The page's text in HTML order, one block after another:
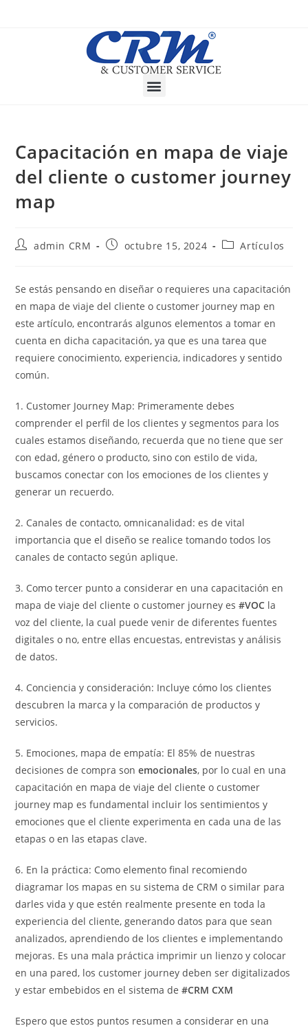
Capacitación en mapa de viaje
del cliente o customer journey
map
admin CRM octubre 15, 2024 Artículos
Se estás pensando en diseñar o requieres una capacitación
en mapa de viaje del cliente o customer journey map en
este artículo, encontrarás algunos elementos a tomar en
cuenta en dicha capacitación, ya que es una tarea que
requiere conocimiento, experiencia, indicadores y sentido
común.
1. Customer Journey Map: Primeramente debes
comprender el perfil de los clientes y segmentos para los
cuales estamos diseñando, recuerda que no tiene que ser
con edad, género o producto, sino con estilo de vida,
buscamos conectar con los emociones de los clientes y
generar un recuerdo.
2. Canales de contacto, omnicanalidad: es de vital
importancia que el diseño se realice tomando todos los
canales de contacto según aplique.
3. Como tercer punto a considerar en una capacitación en
mapa de viaje del cliente o customer journey es#VOC la
voz del cliente, la cual puede venir de diferentes fuentes
digitales o no, entre ellas encuestas, entrevistas y análisis
de datos.
4. Conciencia y consideración: Incluye cómo los clientes
descubren la marca y la comparación de productos y
servicios.
5. Emociones, mapa de empatía: El 85% de nuestras
decisiones de compra sonemocionales, por lo cual en una
capacitación en mapa de viaje del cliente o customer
journey map es fundamental incluir los sentimientos y
emociones que el cliente experimenta en cada una de las
etapas o en las etapas clave.
6. En la práctica: Como elemento final recomiendo
diagramar los mapas en su sistema de CRM o similar para
darles vida y que estén realmente presente en toda la
experiencia del cliente, generando datos para que sean
analizados, aprendiendo de los clientes e implementando
mejoras. Es una mala práctica imprimir un lienzo y colocar
en una pared, los customer journey deben ser digitalizados
y estar embebidos en el sistema de#CRM CXM
Espero que estos puntos resumen a considerar en una